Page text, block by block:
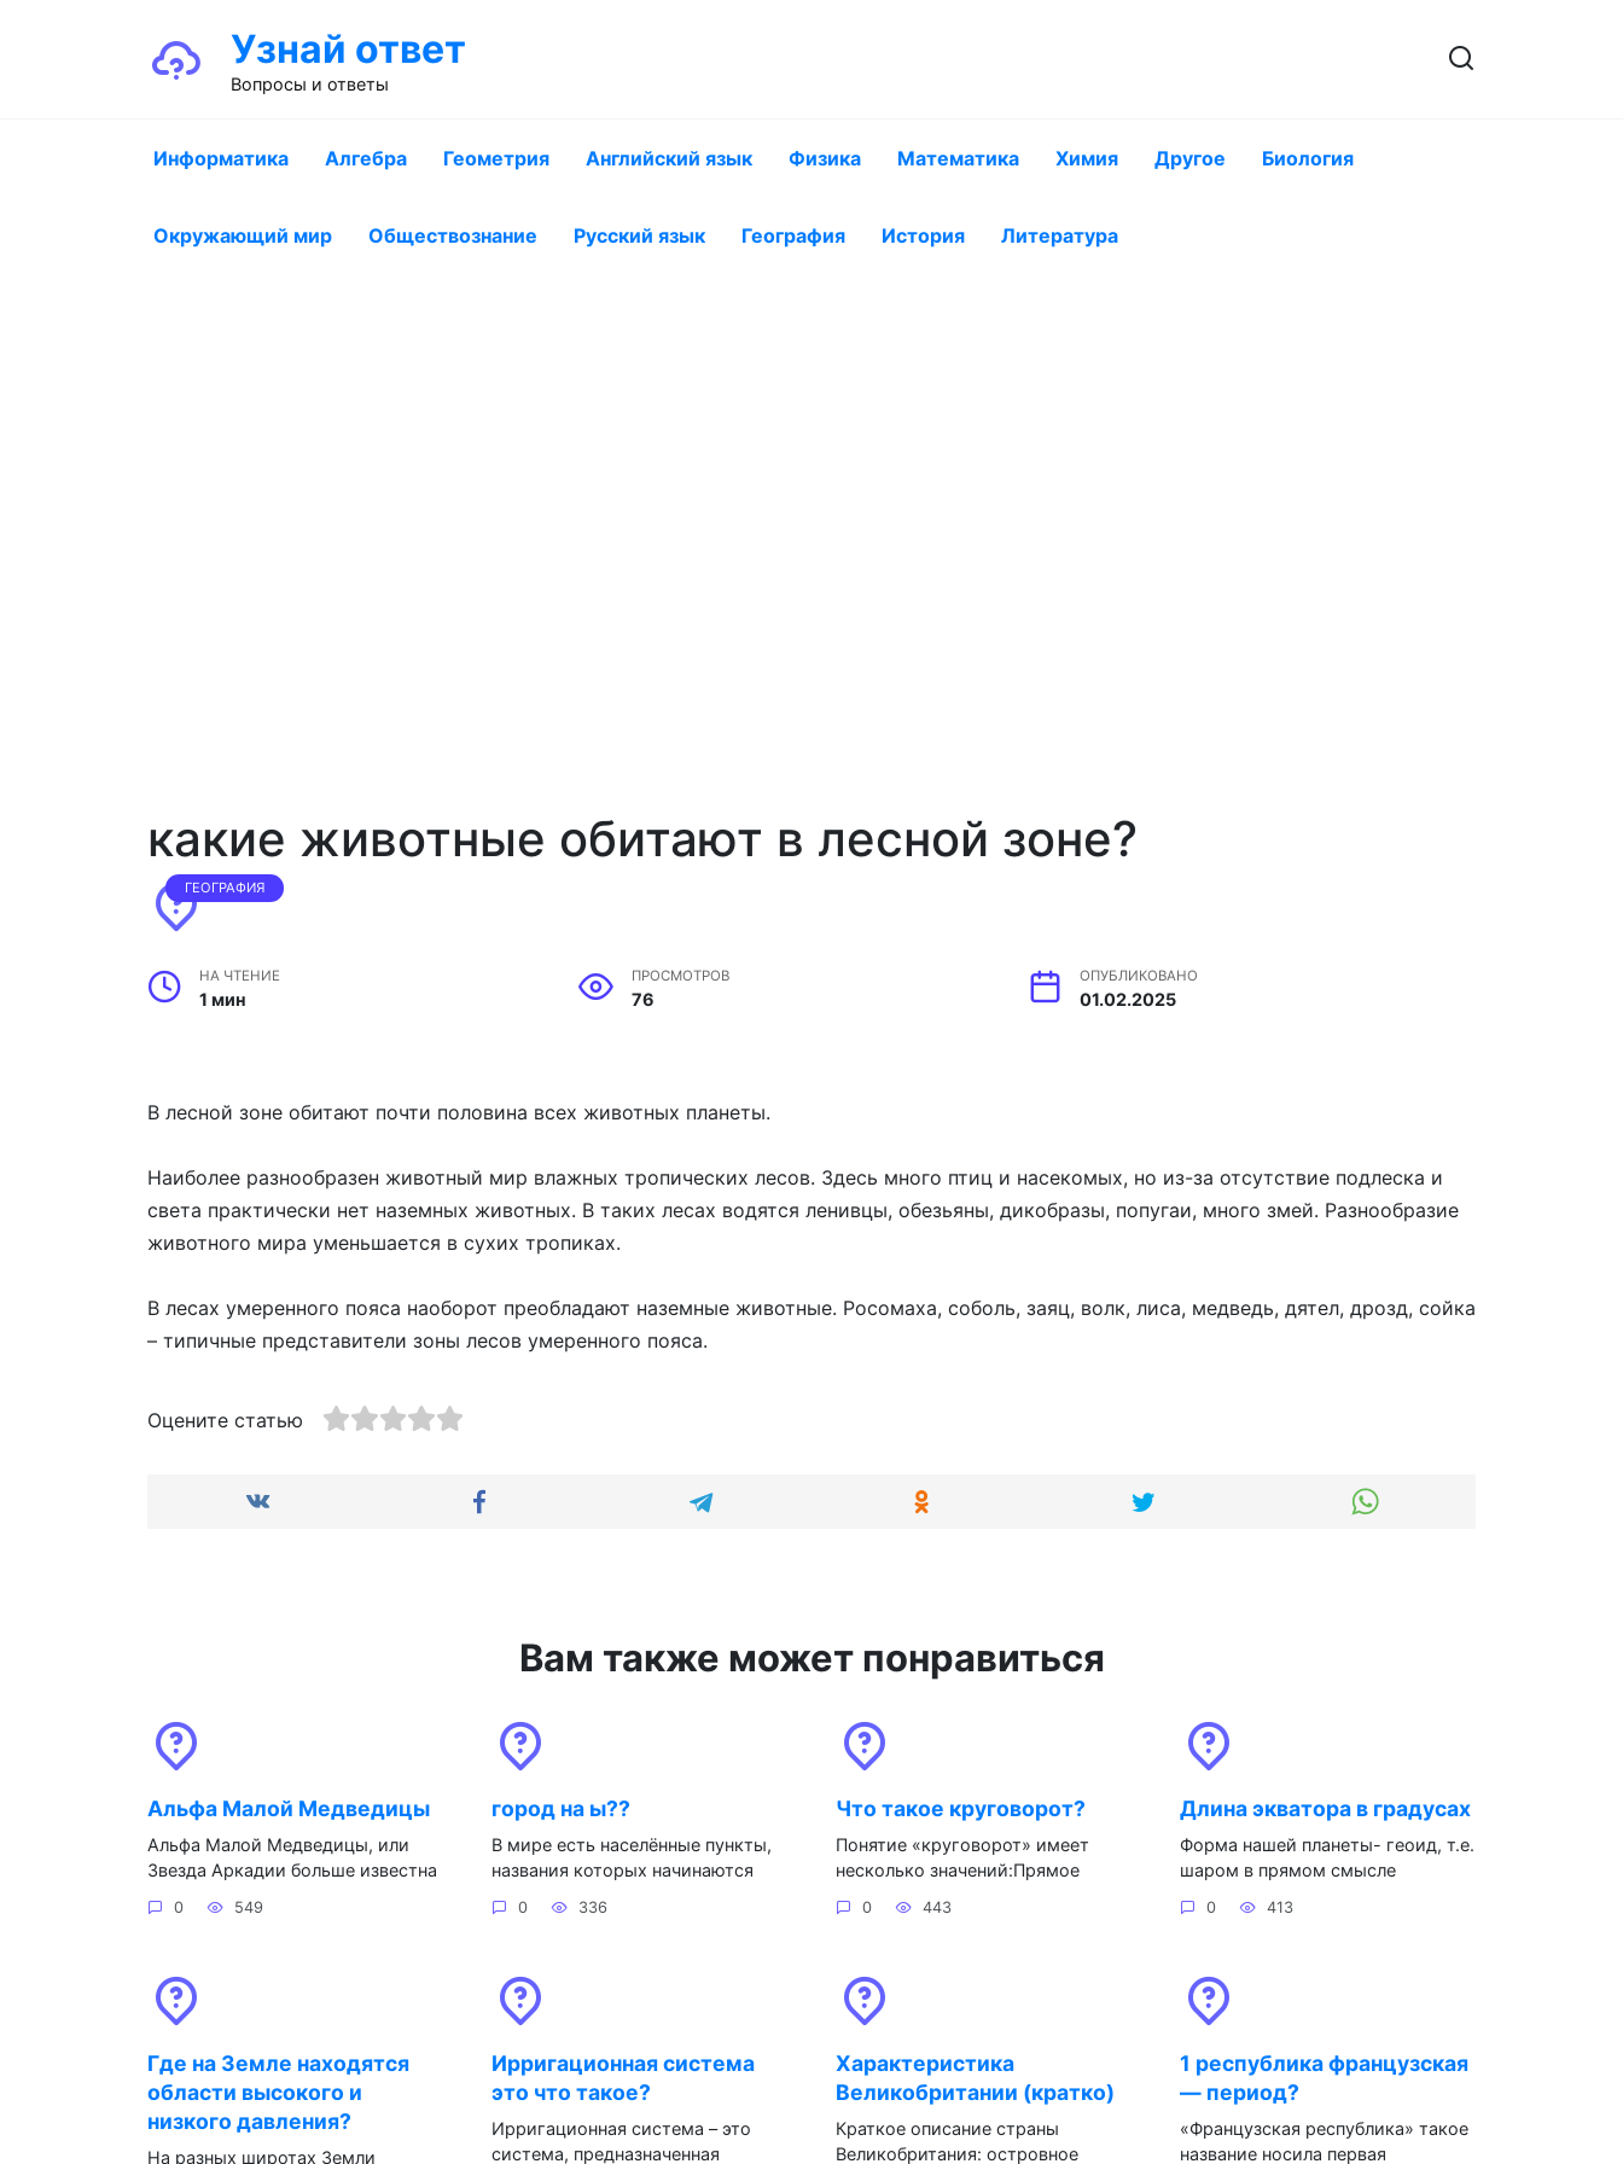
Узнай ответ
Вопросы и ответы
Информатика Алгебра Геометрия Английский язык Физика Математика Химия Другое Биология
Окружающий мир Обществознание Русский язык География История Литература
какие животные обитают в лесной зоне?
ГЕОГРАФИЯ
НА ЧТЕНИЕ
1 мин
ПРОСМОТРОВ
76
ОПУБЛИКОВАНО
01.02.2025
В лесной зоне обитают почти половина всех животных планеты.
Наиболее разнообразен животный мир влажных тропических лесов. Здесь много птиц и насекомых, но из-за отсутствие подлеска и
света практически нет наземных животных. В таких лесах водятся ленивцы, обезьяны, дикобразы, попугаи, много змей. Разнообразие
животного мира уменьшается в сухих тропиках.
В лесах умеренного пояса наоборот преобладают наземные животные. Росомаха, соболь, заяц, волк, лиса, медведь, дятел, дрозд, сойка
– типичные представители зоны лесов умеренного пояса.
Оцените статью
Вам также может понравиться
Альфа Малой Медведицы
Альфа Малой Медведицы, или
Звезда Аркадии больше известна
0 549
город на ы??
В мире есть населённые пункты,
названия которых начинаются
0 336
Что такое круговорот?
Понятие «круговорот» имеет
несколько значений:Прямое
0 443
Длина экватора в градусах
Форма нашей планеты- геоид, т.е.
шаром в прямом смысле
0 413
Где на Земле находятся
области высокого и
низкого давления?
На разных широтах Земли
Ирригационная система
это что такое?
Ирригационная система – это
система, предназначенная
Характеристика
Великобритании (кратко)
Краткое описание страны
Великобритания: островное
1 республика французская
— период?
«Французская республика» такое
название носила первая